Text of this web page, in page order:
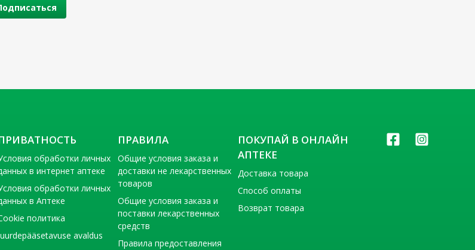
обработки личных
в интернет аптеке
обработки личных
в Аптеке
политика
avaldus
ПРАВИЛА
Общие условия заказа и
доставки не лекарственных
товаров
Общие условия заказа и
поставки лекарственных
средств
Правила предоставления
ПОКУПАЙ В ОНЛАЙН
АПТЕКЕ
Доставка товара
Способ оплаты
Возврат товара